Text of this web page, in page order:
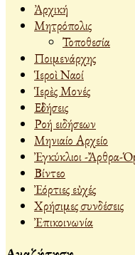
Ἀρχική
Μητρόπολις
Τοποθεσία
Ποιμενάρχης
Ἱεροὶ Ναοί
Ἱερὲς Μονές
Εἰδήσεις
Ροή ειδήσεων
Μηνιαίο Αρχείο
Ἐγκύκλιοι -Ἄρθρα-
Βίντεο
Ἐόρτιες εὐχές
Χρήσιμες συνδέσεις
Ἐπικοινωνία